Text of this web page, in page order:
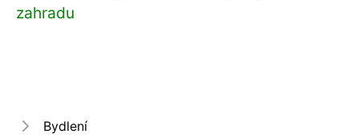
zahradu
Bydlení